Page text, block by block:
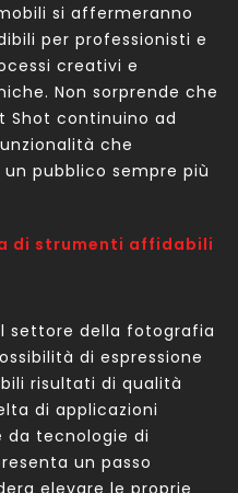
si affermeranno
per professionisti e
creativi e
Non sorprende che
Shot continuino ad
che
pubblico sempre più
di strumenti affidabili
settore della fotografia
di espressione
risultati di qualità
di applicazioni
da tecnologie di
un passo
elevare le proprie